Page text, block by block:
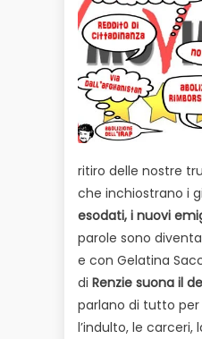
ritiro delle nostre
che inchiostrano i
esodati, i nuovi
parole sono
e con Gelatina
di Renzie suona il
parlano di tutto per
l’indulto, le carceri,